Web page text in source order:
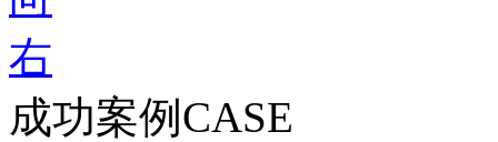
成功案例 CASE